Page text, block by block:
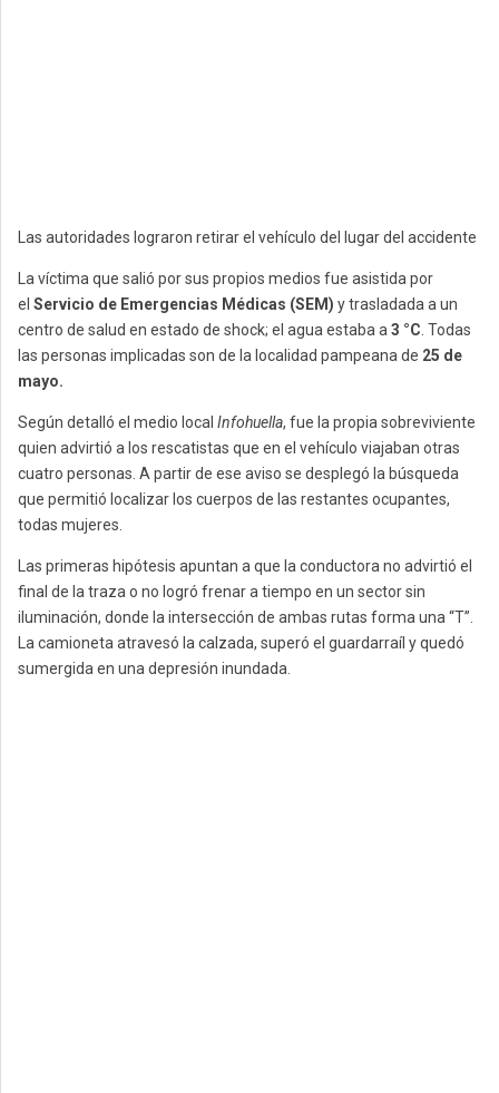
Las autoridades lograron retirar el vehículo del lugar del accidente
La víctima que salió por sus propios medios fue asistida por
el Servicio de Emergencias Médicas (SEM) y trasladada a un
centro de salud en estado de shock; el agua estaba a 3 °C . Todas
las personas implicadas son de la localidad pampeana de 25 de
mayo.
Según detalló el medio local Infohuella, fue la propia sobreviviente
quien advirtió a los rescatistas que en el vehículo viajaban otras
cuatro personas. A partir de ese aviso se desplegó la búsqueda
que permitió localizar los cuerpos de las restantes ocupantes,
todas mujeres.
Las primeras hipótesis apuntan a que la conductora no advirtió el
final de la traza o no logró frenar a tiempo en un sector sin
iluminación, donde la intersección de ambas rutas forma una “T”.
La camioneta atravesó la calzada, superó el guardarraíl y quedó
sumergida en una depresión inundada.